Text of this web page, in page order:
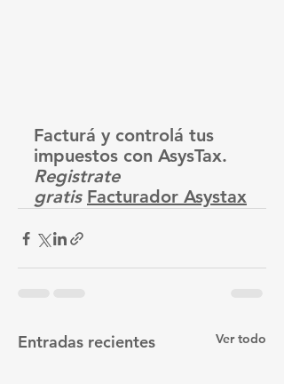
Facturá y controlá tus
impuestos con AsysTax.
Registrate
gratis Facturador Asystax
Entradas recientes Ver todo